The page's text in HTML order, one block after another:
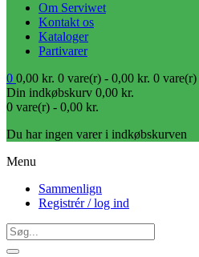
Om Serviwet
Kontakt os
Kataloger
Partivarer
0 0,00 kr. 0 vare(r) - 0,00 kr. 0 vare(r)
Din indkøbskurv 0,00 kr.
0 vare(r) - 0,00 kr.
Du har ingen varer i indkøbskurven
Menu
Sammenlign
Registrér / log ind